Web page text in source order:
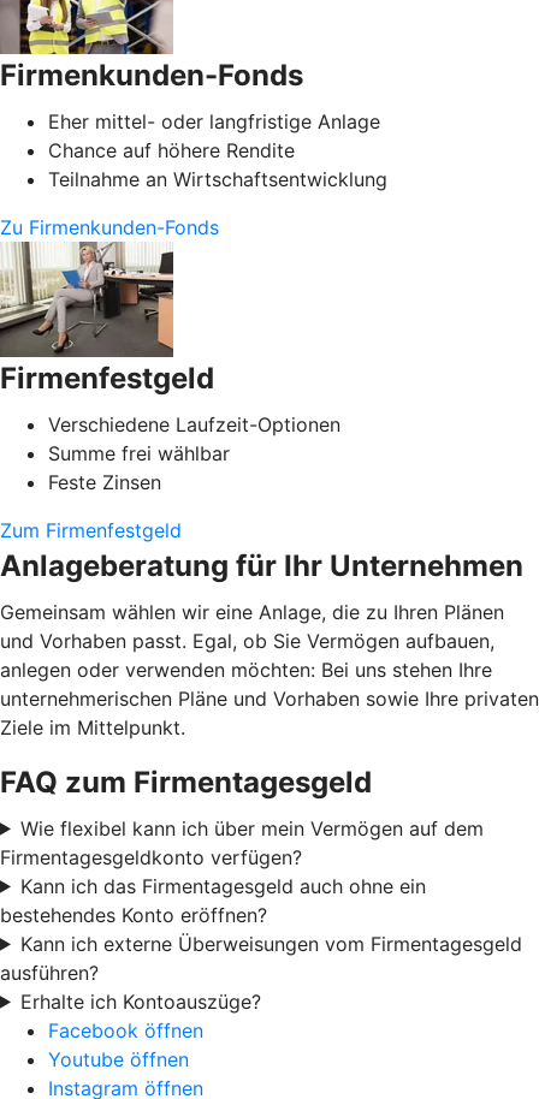
Firmenkunden-Fonds
Eher mittel- oder langfristige Anlage
Chance auf höhere Rendite
Teilnahme an Wirtschaftsentwicklung
Zu Firmenkunden-Fonds
Firmenfestgeld
Verschiedene Laufzeit-Optionen
Summe frei wählbar
Feste Zinsen
Zum Firmenfestgeld
Anlageberatung für Ihr Unternehmen
Gemeinsam wählen wir eine Anlage, die zu Ihren Plänen
und Vorhaben passt. Egal, ob Sie Vermögen aufbauen,
anlegen oder verwenden möchten: Bei uns stehen Ihre
unternehmerischen Pläne und Vorhaben sowie Ihre privaten
Ziele im Mittelpunkt.
FAQ zum Firmentagesgeld
Wie flexibel kann ich über mein Vermögen auf dem
Firmentagesgeldkonto verfügen?
Kann ich das Firmentagesgeld auch ohne ein
bestehendes Konto eröffnen?
Kann ich externe Überweisungen vom Firmentagesgeld
ausführen?
Erhalte ich Kontoauszüge?
Facebook öffnen
Youtube öffnen
Instagram öffnen